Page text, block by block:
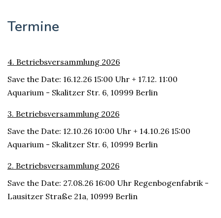
Termine
4. Betriebsversammlung 2026
Save the Date: 16.12.26 15:00 Uhr + 17.12. 11:00
Aquarium - Skalitzer Str. 6, 10999 Berlin
3. Betriebsversammlung 2026
Save the Date: 12.10.26 10:00 Uhr + 14.10.26 15:00
Aquarium - Skalitzer Str. 6, 10999 Berlin
2. Betriebsversammlung 2026
Save the Date: 27.08.26 16:00 Uhr Regenbogenfabrik -
Lausitzer Straße 21a, 10999 Berlin